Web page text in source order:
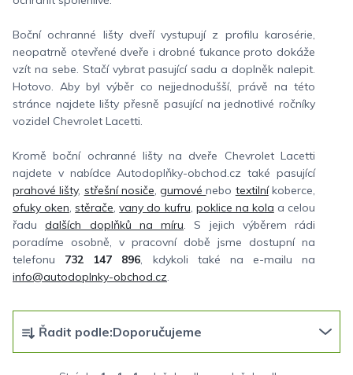
Boční ochranné lišty dveří vystupují z profilu karosérie,
neopatrně otevřené dveře i drobné ťukance proto dokáže
vzít na sebe. Stačí vybrat pasující sadu a doplněk nalepit.
Hotovo. Aby byl výběr co nejjednodušší, právě na této
stránce najdete lišty přesně pasující na jednotlivé ročníky
vozidel Chevrolet Lacetti.
Kromě boční ochranné lišty na dveře Chevrolet Lacetti
najdete v nabídce Autodoplňky-obchod.cz také pasující
prahové lišty, střešní nosiče,gumovénebo textilníkoberce,
ofuky oken,stěrače,vany do kufru, poklice na kola a celou
řadudalších doplňků na míru. S jejich výběrem rádi
poradíme osobně, v pracovní době jsme dostupní na
telefonu 732 147 896, kdykoli také na e-mailu na
info@autodoplnky-obchod.cz.
a
Řadit podle:Doporučujeme